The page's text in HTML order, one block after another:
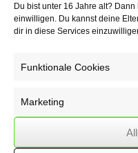
Du bist unter 16 Jahre alt?
einwilligen. Du kannst deine
dir in diese Services
Funktionale Cookies
Marketing
ist es nach Auffassung des
Zinssatz
von 0,5 % pro Monat bei einer
der weiteren
Für Verzinsungszeiträume
nur zu gewähren, wenn die